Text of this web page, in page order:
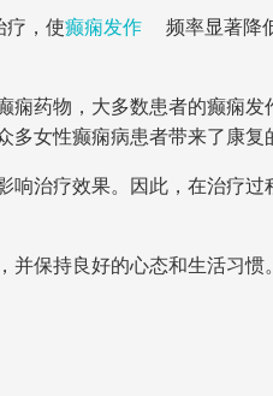
疗，使癫痫发作
频率显著降
药物，大多数患者的癫痫发
女性癫痫病患者带来了康复
响治疗效果。因此，在治疗过
保持良好的心态和生活习惯。